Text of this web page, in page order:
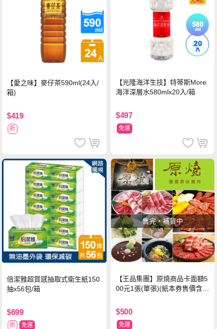
【愛之味】麥仔茶590ml(24入/
箱)
$419
折
【光隆海洋生技】特蒂斯More
海洋深層水580mlx20入/箱
$497
免運
倍潔雅超質感抽取式衛生紙150
抽x56包/箱
$699
折 免運
售完，補貨中
【王品集團】原燒商品卡面額5
00元1張(單張)(紙本券售價含平
$500
免運